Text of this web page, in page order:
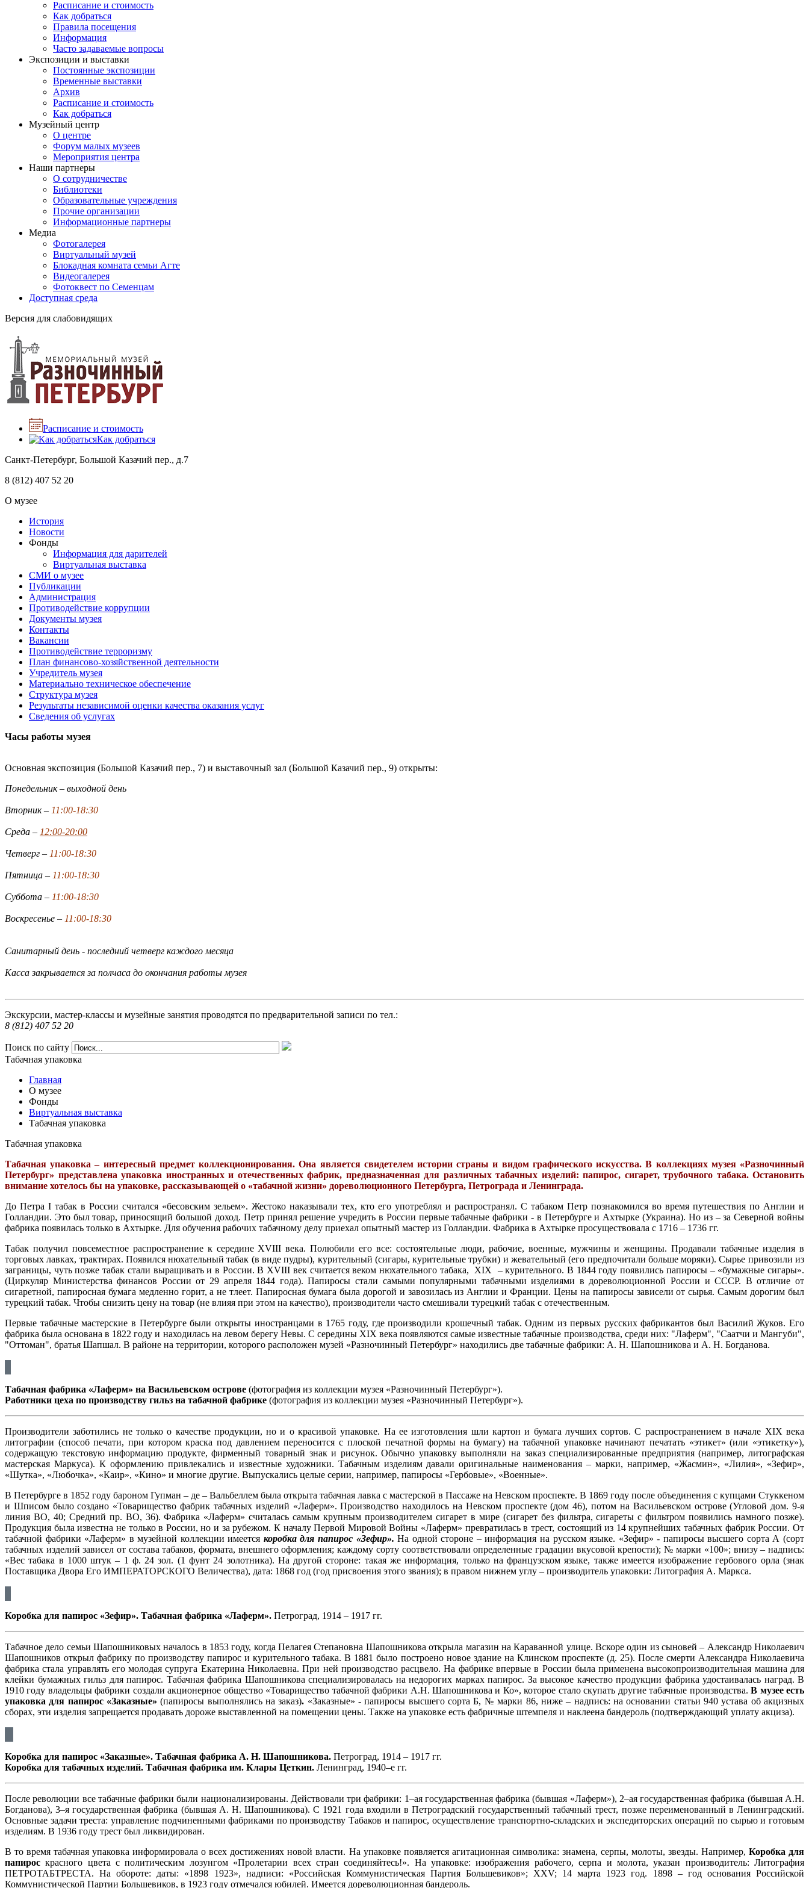
Расписание и стоимость
Как добраться
Правила посещения
Информация
Часто задаваемые вопросы
Экспозиции и выставки
Постоянные экспозиции
Временные выставки
Архив
Расписание и стоимость
Как добраться
Музейный центр
О центре
Форум малых музеев
Мероприятия центра
Наши партнеры
О сотрудничестве
Библиотеки
Образовательные учреждения
Прочие организации
Информационные партнеры
Медиа
Фотогалерея
Виртуальный музей
Блокадная комната семьи Агте
Видеогалерея
Фотоквест по Семенцам
Доступная среда
Версия для слабовидящих
Расписание и стоимость
Как добраться
Санкт-Петербург, Большой Казачий пер., д.7
8 (812) 407 52 20
О музее
История
Новости
Фонды
Информация для дарителей
Виртуальная выставка
СМИ о музее
Публикации
Администрация
Противодействие коррупции
Документы музея
Контакты
Вакансии
Противодействие терроризму
План финансово-хозяйственной деятельности
Учредитель музея
Материально техническое обеспечение
Структура музея
Результаты независимой оценки качества оказания услуг
Сведения об услугах
Часы работы музея
Основная экспозиция (Большой Казачий пер., 7) и выставочный зал (Большой Казачий пер., 9) открыты:
Понедельник – выходной день
Вторник – 11:00-18:30
Среда – 12:00-20:00
Четверг – 11:00-18:30
Пятница – 11:00-18:30
Суббота – 11:00-18:30
Воскресенье – 11:00-18:30
Санитарный день - последний четверг каждого месяца
Касса закрывается за полчаса до окончания работы музея
Экскурсии, мастер-классы и музейные занятия проводятся по предварительной записи по тел.:
8 (812) 407 52 20
Поиск по сайту
Табачная упаковка
Главная
О музее
Фонды
Виртуальная выставка
Табачная упаковка
Табачная упаковка
Табачная упаковка – интересный предмет коллекционирования. Она является свидетелем истории страны и видом графического искусства. В коллекциях музея «Разночинный
Петербург» представлена упаковка иностранных и отечественных фабрик, предназначенная для различных табачных изделий: папирос, сигарет, трубочного табака. Остановить
внимание хотелось бы на упаковке, рассказывающей о «табачной жизни» дореволюционного Петербурга, Петрограда и Ленинграда.
До Петра I табак в России считался «бесовским зельем». Жестоко наказывали тех, кто его употреблял и распространял. С табаком Петр познакомился во время путешествия по Англии и
Голландии. Это был товар, приносящий большой доход. Петр принял решение учредить в России первые табачные фабрики - в Петербурге и Ахтырке (Украина). Но из – за Северной войны
фабрика появилась только в Ахтырке. Для обучения рабочих табачному делу приехал опытный мастер из Голландии. Фабрика в Ахтырке просуществовала с 1716 – 1736 гг.
Табак получил повсеместное распространение к середине XVIII века. Полюбили его все: состоятельные люди, рабочие, военные, мужчины и женщины. Продавали табачные изделия в
торговых лавках, трактирах. Появился нюхательный табак (в виде пудры), курительный (сигары, курительные трубки) и жевательный (его предпочитали больше моряки). Сырье привозили из
заграницы, чуть позже табак стали выращивать и в России. В XVIII век считается веком нюхательного табака, XIX – курительного. В 1844 году появились папиросы – «бумажные сигары».
(Циркуляр Министерства финансов России от 29 апреля 1844 года). Папиросы стали самыми популярными табачными изделиями в дореволюционной России и СССР. В отличие от
сигаретной, папиросная бумага медленно горит, а не тлеет. Папиросная бумага была дорогой и завозилась из Англии и Франции. Цены на папиросы зависели от сырья. Самым дорогим был
турецкий табак. Чтобы снизить цену на товар (не влияя при этом на качество), производители часто смешивали турецкий табак с отечественным.
Первые табачные мастерские в Петербурге были открыты иностранцами в 1765 году, где производили крошечный табак. Одним из первых русских фабрикантов был Василий Жуков. Его
фабрика была основана в 1822 году и находилась на левом берегу Невы. С середины XIX века появляются самые известные табачные производства, среди них: "Лаферм", "Саатчи и Мангуби",
"Оттоман", братья Шапшал. В районе на территории, которого расположен музей «Разночинный Петербург» находились две табачные фабрики: А. Н. Шапошникова и А. Н. Богданова.
Табачная фабрика «Лаферм» на Васильевском острове (фотография из коллекции музея «Разночинный Петербург»).
Работники цеха по производству гильз на табачной фабрике (фотография из коллекции музея «Разночинный Петербург»).
Производители заботились не только о качестве продукции, но и о красивой упаковке. На ее изготовления шли картон и бумага лучших сортов. С распространением в начале XIX века
литографии (способ печати, при котором краска под давлением переносится с плоской печатной формы на бумагу) на табачной упаковке начинают печатать «этикет» (или «этикетку»),
содержащую текстовую информацию продукте, фирменный товарный знак и рисунок. Обычно упаковку выполняли на заказ специализированные предприятия (например, литографская
мастерская Маркуса). К оформлению привлекались и известные художники. Табачным изделиям давали оригинальные наименования – марки, например, «Жасмин», «Лилия», «Зефир»,
«Шутка», «Любочка», «Каир», «Кино» и многие другие. Выпускались целые серии, например, папиросы «Гербовые», «Военные».
В Петербурге в 1852 году бароном Гупман – де – Вальбеллем была открыта табачная лавка с мастерской в Пассаже на Невском проспекте. В 1869 году после объединения с купцами Стуккеном
и Шписом было создано «Товарищество фабрик табачных изделий «Лаферм». Производство находилось на Невском проспекте (дом 46), потом на Васильевском острове (Угловой дом. 9-я
линия ВО, 40; Средний пр. ВО, 36). Фабрика «Лаферм» считалась самым крупным производителем сигарет в мире (сигарет без фильтра, сигареты с фильтром появились намного позже).
Продукция была известна не только в России, но и за рубежом. К началу Первой Мировой Войны «Лаферм» превратилась в трест, состоящий из 14 крупнейших табачных фабрик России. От
табачной фабрики «Лаферм» в музейной коллекции имеется коробка для папирос «Зефир».На одной стороне – информация на русском языке. «Зефир» - папиросы высшего сорта А (сорт
табачных изделий зависел от состава табаков, формата, внешнего оформления; каждому сорту соответствовали определенные градации вкусовой крепости); № марки «100»; внизу – надпись:
«Вес табака в 1000 штук – 1 ф. 24 зол. (1 фунт 24 золотника). На другой стороне: такая же информация, только на французском языке, также имеется изображение гербового орла (знак
Поставщика Двора Его ИМПЕРАТОРСКОГО Величества), дата: 1868 год (год присвоения этого звания); в правом нижнем углу – производитель упаковки: Литография А. Маркса.
Коробка для папирос «Зефир». Табачная фабрика «Лаферм». Петроград, 1914 – 1917 гг.
Табачное дело семьи Шапошниковых началось в 1853 году, когда Пелагея Степановна Шапошникова открыла магазин на Караванной улице. Вскоре один из сыновей – Александр Николаевич
Шапошников открыл фабрику по производству папирос и курительного табака. В 1881 было построено новое здание на Клинском проспекте (д. 25). После смерти Александра Николаевича
фабрика стала управлять его молодая супруга Екатерина Николаевна. При ней производство расцвело. На фабрике впервые в России была применена высокопроизводительная машина для
клейки бумажных гильз для папирос. Табачная фабрика Шапошникова специализировалась на недорогих марках папирос. За высокое качество продукции фабрика удостаивалась наград. В
1910 году владельцы фабрики создали акционерное общество «Товарищество табачной фабрики А.Н. Шапошникова и Ко», которое стало скупать другие табачные производства.В музее есть
упаковка для папирос «Заказные» (папиросы выполнялись на заказ). «Заказные» - папиросы высшего сорта Б, № марки 86, ниже – надпись: на основании статьи 940 устава об акцизных
сборах, эти изделия запрещается продавать дороже выставленной на помещении цены. Также на упаковке есть фабричные штемпеля и наклеена бандероль (подтверждающий уплату акциза).
Коробка для папирос «Заказные». Табачная фабрика А. Н. Шапошникова. Петроград, 1914 – 1917 гг.
Коробка для табачных изделий. Табачная фабрика им. Клары Цеткин. Ленинград, 1940–е гг.
После революции все табачные фабрики были национализированы. Действовали три фабрики: 1–ая государственная фабрика (бывшая «Лаферм»), 2–ая государственная фабрика (бывшая А.Н.
Богданова), 3–я государственная фабрика (бывшая А. Н. Шапошникова). С 1921 года входили в Петроградский государственный табачный трест, позже переименованный в Ленинградский.
Основные задачи треста: управление подчиненными фабриками по производству Табаков и папирос, осуществление транспортно-складских и экспедиторских операций по сырью и готовым
изделиям. В 1936 году трест был ликвидирован.
В то время табачная упаковка информировала о всех достижениях новой власти. На упаковке появляется агитационная символика: знамена, серпы, молоты, звезды. Например, Коробка для
папирос красного цвета с политическим лозунгом «Пролетарии всех стран соединяйтесь!». На упаковке: изображения рабочего, серпа и молота, указан производитель: Литография
ПЕТРОТАБТРЕСТА. На обороте: даты: «1898 1923», надписи: «Российская Коммунистическая Партия Большевиков»; XXV; 14 марта 1923 год. 1898 – год основания Российской
Коммунистической Партии Большевиков, в 1923 году отмечался юбилей. Имеется дореволюционная бандероль.